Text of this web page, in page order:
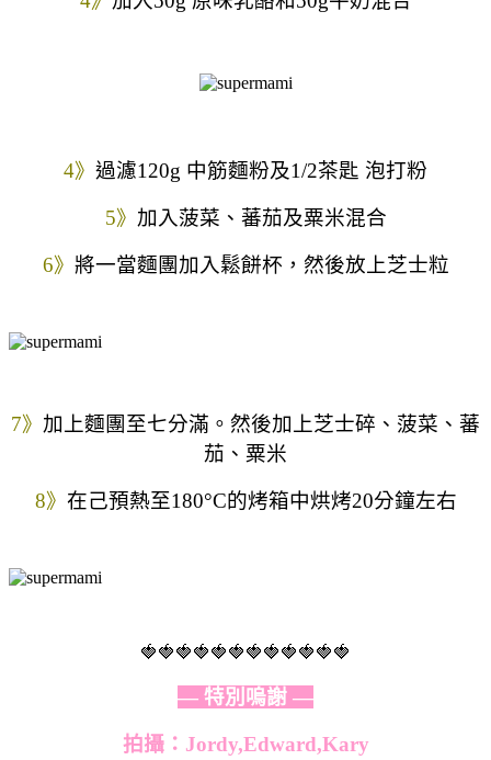
4》 過濾120g 中筋麵粉及1/2茶匙 泡打粉
5》 加入菠菜、蕃茄及粟米混合
6》 將一當麵團加入鬆餅杯，然後放上芝士粒
7》 加上麵團至七分滿。然後加上芝士碎、菠菜、蕃
茄、粟米
8》 在己預熱至180°C的烤箱中烘烤20分鐘左右
🍓🍓🍓🍓🍓🍓🍓🍓🍓🍓🍓🍓
— 特別嗚謝 —
拍攝：Jordy,Edward,Kary